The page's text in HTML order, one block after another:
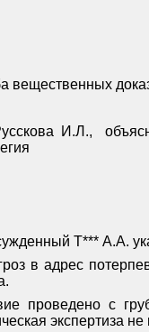
вещественных
И.Л.,
Т*** А.А.
в адрес
проведено с
экспертиза не